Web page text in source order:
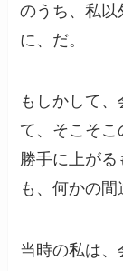
のうち、私以
に、だ。
もしかして
て、そこそ
勝手に上が
も、何かの間
当時の私は、